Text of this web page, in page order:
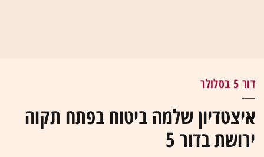
דור 5 בסלולר
איצטדיון שלמה ביטוח בפתח תקוה
ירושת בדור 5